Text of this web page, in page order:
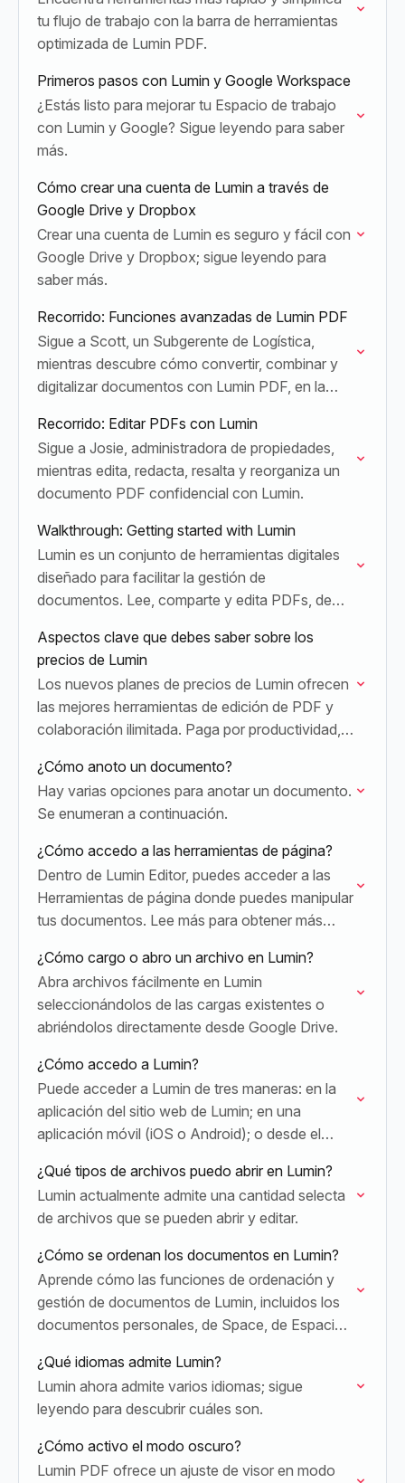
tu flujo de trabajo con la barra de herramientas
optimizada de Lumin PDF.
Primeros pasos con Lumin y Google Workspace
¿Estás listo para mejorar tu Espacio de trabajo
con Lumin y Google? Sigue leyendo para saber
más.
Cómo crear una cuenta de Lumin a través de
Google Drive y Dropbox
Crear una cuenta de Lumin es seguro y fácil con
Google Drive y Dropbox; sigue leyendo para
saber más.
Recorrido: Funciones avanzadas de Lumin PDF
Sigue a Scott, un Subgerente de Logística,
mientras descubre cómo convertir, combinar y
digitalizar documentos con Lumin PDF, en la
Recorrido: Editar PDFs con Lumin
Sigue a Josie, administradora de propiedades,
mientras edita, redacta, resalta y reorganiza un
documento PDF confidencial con Lumin.
Walkthrough: Getting started with Lumin
Lumin es un conjunto de herramientas digitales
diseñado para facilitar la gestión de
documentos. Lee, comparte y edita PDFs, de
desde cualquier dispositivo.
Aspectos clave que debes saber sobre los
precios de Lumin
Los nuevos planes de precios de Lumin ofrecen
las mejores herramientas de edición de PDF y
colaboración ilimitada. Paga por productividad,
¿Cómo anoto un documento?
Hay varias opciones para anotar un documento.
Se enumeran a continuación.
¿Cómo accedo a las herramientas de página?
Dentro de Lumin Editor, puedes acceder a las
Herramientas de página donde puedes manipular
tus documentos. Lee más para obtener más
¿Cómo cargo o abro un archivo en Lumin?
Abra archivos fácilmente en Lumin
seleccionándolos de las cargas existentes o
abriéndolos directamente desde Google Drive.
¿Cómo accedo a Lumin?
Puede acceder a Lumin de tres maneras: en la
aplicación del sitio web de Lumin; en una
aplicación móvil (iOS o Android); o desde el
¿Qué tipos de archivos puedo abrir en Lumin?
Lumin actualmente admite una cantidad selecta
de archivos que se pueden abrir y editar.
¿Cómo se ordenan los documentos en Lumin?
Aprende cómo las funciones de ordenación y
gestión de documentos de Lumin, incluidos los
documentos personales, de Space, de Espacio
tus archivos…
¿Qué idiomas admite Lumin?
Lumin ahora admite varios idiomas; sigue
leyendo para descubrir cuáles son.
¿Cómo activo el modo oscuro?
Lumin PDF ofrece un ajuste de visor en modo